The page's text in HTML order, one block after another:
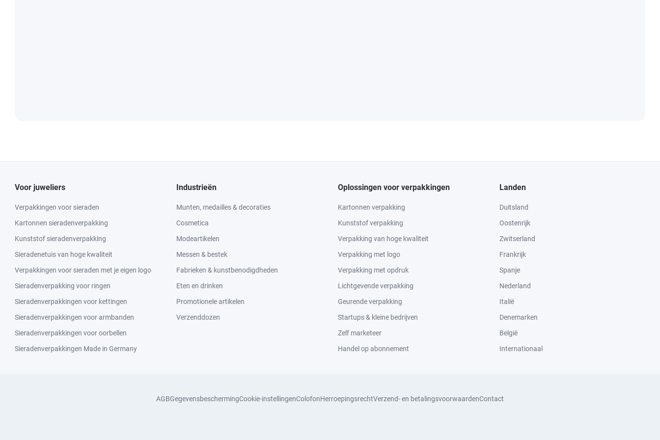
Voor juweliers
Verpakkingen voor sieraden
Kartonnen sieradenverpakking
Kunststof sieradenverpakking
Sieradenetuis van hoge kwaliteit
Verpakkingen voor sieraden met je eigen logo
Sieradenverpakking voor ringen
Sieradenverpakkingen voor kettingen
Sieradenverpakkingen voor armbanden
Sieradenverpakkingen voor oorbellen
Sieradenverpakkingen Made in Germany
Industrieën
Munten, medailles & decoraties
Cosmetica
Modeartikelen
Messen & bestek
Fabrieken & kunstbenodigdheden
Eten en drinken
Promotionele artikelen
Verzenddozen
Oplossingen voor verpakkingen
Kartonnen verpakking
Kunststof verpakking
Verpakking van hoge kwaliteit
Verpakking met logo
Verpakking met opdruk
Lichtgevende verpakking
Geurende verpakking
Startups & kleine bedrijven
Zelf marketeer
Handel op abonnement
Landen
Duitsland
Oostenrijk
Zwitserland
Frankrijk
Spanje
Nederland
Italië
Denemarken
België
Internationaal
AGBGegevensbeschermingCookie-instellingenColofonHerroepingsrechtVerzend- en betalingsvoorwaardenContact